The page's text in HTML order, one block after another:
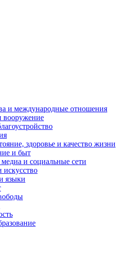
и международные отношения
вооружение
здоровье и качество жизни
и быт
и социальные сети
искусство
языки